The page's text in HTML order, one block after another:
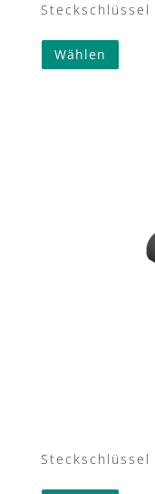
Steckschlüssel
Wählen
Steckschlüssel